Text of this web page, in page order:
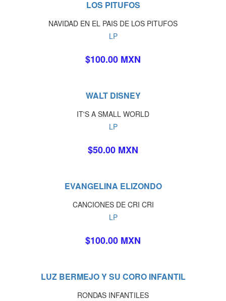
LOS PITUFOS
NAVIDAD EN EL PAIS DE LOS PITUFOS
LP
$100.00 MXN
WALT DISNEY
IT'S A SMALL WORLD
LP
$50.00 MXN
EVANGELINA ELIZONDO
CANCIONES DE CRI CRI
LP
$100.00 MXN
LUZ BERMEJO Y SU CORO INFANTIL
RONDAS INFANTILES